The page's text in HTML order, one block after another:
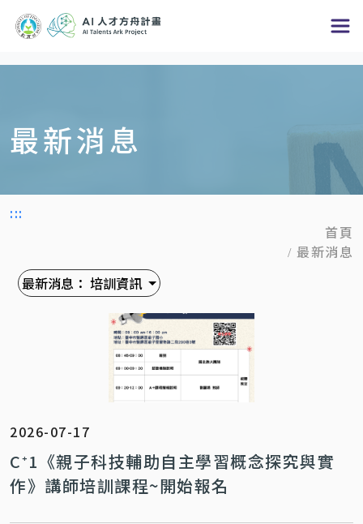
跳
容
區
最新消息
:::
首頁
最新消息
最新消息： 培訓資訊
2026-07-17
C⁺1《親子科技輔助自主學習概念探究與實
作》講師培訓課程~開始報名